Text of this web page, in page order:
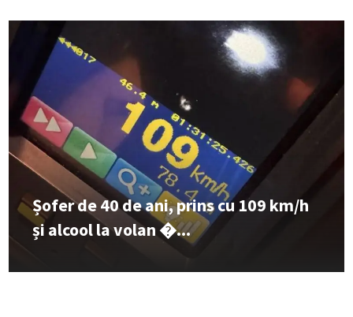
Șofer de 40 de ani, prins cu 109 km/h
și alcool la volan �...